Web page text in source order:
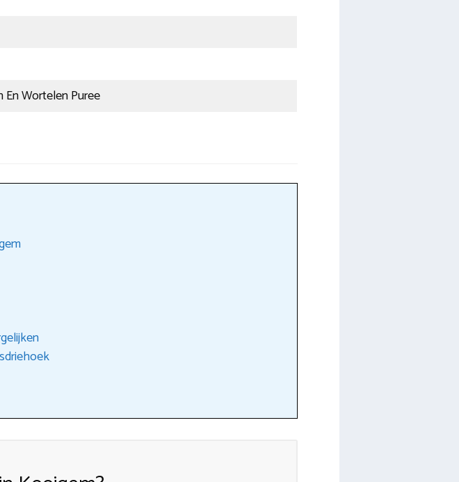
Wortelen Puree